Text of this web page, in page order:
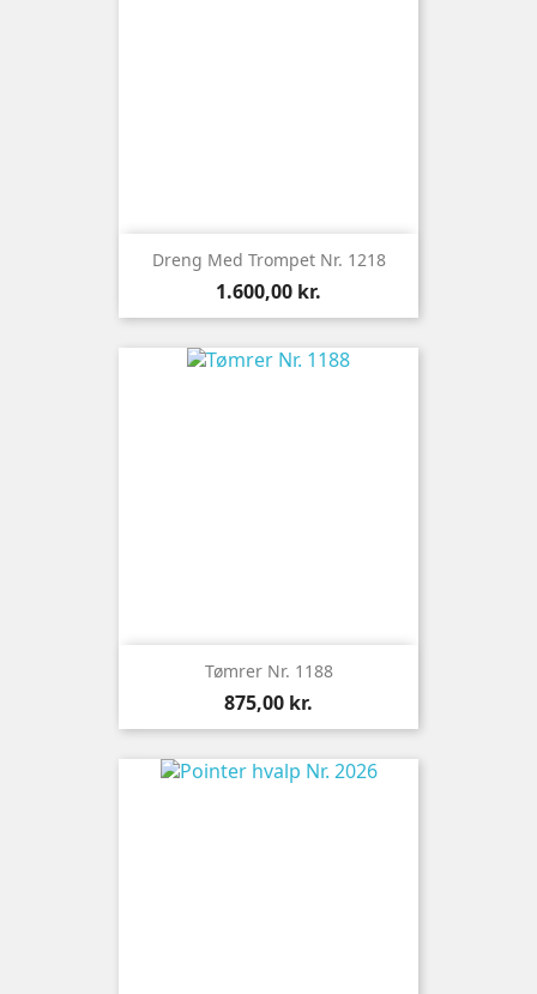
Dreng Med Trompet Nr. 1218
Pris
1.600,00 kr.
Tømrer Nr. 1188
Pris
875,00 kr.